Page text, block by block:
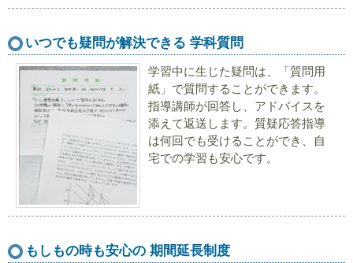
いつでも疑問が解決できる 学科質問
学習中に生じた疑問は、「質問用
紙」で質問することができます。
指導講師が回答し、アドバイスを
添えて返送します。質疑応答指導
は何回でも受けることができ、自
宅での学習も安心です。
もしもの時も安心の 期間延長制度